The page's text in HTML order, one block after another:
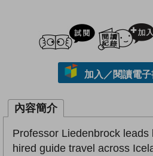
試閲
加入／閱讀電子
內容簡介
Professor Liedenbrock leads
hired guide travel across